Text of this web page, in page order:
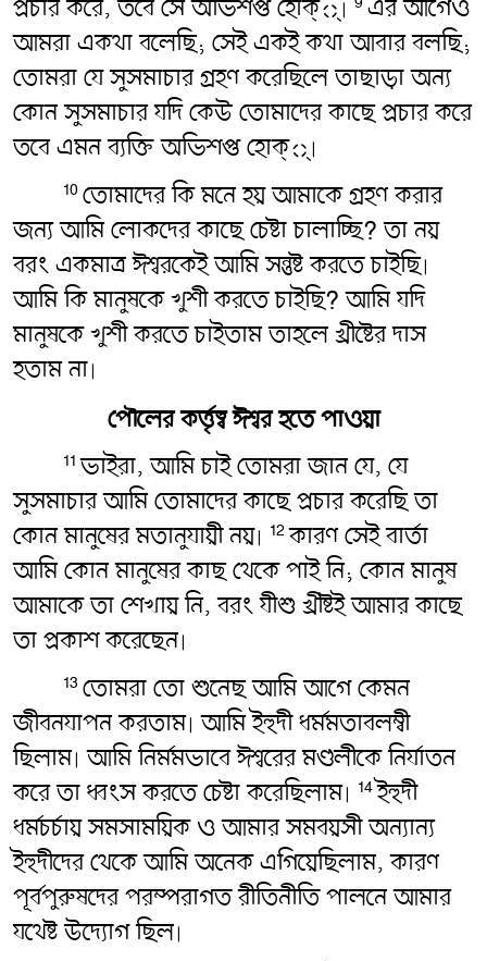
প্রচার করে, তবে সে অভিশপ্ত হোক্্৷
এর আগেও
আমরা একথা বলেছি; সেই একই কথা আবার বলছি;
তোমরা যে সুসমাচার গ্রহণ করেছিলে তাছাড়া অন্য
কোন সুসমাচার যদি কেউ তোমাদের কাছে প্রচার করে
তবে এমন ব্যক্তি অভিশপ্ত হোক্্৷
10 তোমাদের কি মনে হয় আমাকে গ্রহণ করার
জন্য আমি লোকদের কাছে চেষ্টা চালাচ্ছি? তা নয়
বরং একমাত্র ঈশ্বরকেই আমি সন্তুষ্ট করতে চাইছি৷
আমি কি মানুষকে খুশী করতে চাইছি? আমি যদি
মানুষকে খুশী করতে চাইতাম তাহলে খ্রীষ্টের দাস
হতাম না৷
পৌলের কর্ত্তৃত্ব ঈশ্বর হতে পাওয়া
11ভাইরা, আমি চাই তোমরা জান যে, যে
সুসমাচার আমি তোমাদের কাছে প্রচার করেছি তা
কোন মানুষের মতানুযায়ী নয়৷ 12কারণ সেই বার্তা
আমি কোন মানুষের কাছ থেকে পাই নি; কোন মানুষ
আমাকে তা শেখায় নি, বরং যীশু খ্রীষ্টই আমার কাছে
তা প্রকাশ করেছেন৷
13 তোমরা তো শুনেছ আমি আগে কেমন
জীবনযাপন করতাম৷ আমি ইহুদী ধর্মমতাবলম্বী
ছিলাম৷ আমি নির্মমভাবে ঈশ্বরের মণ্ডলীকে নির্যাতন
করে তা ধ্বংস করতে চেষ্টা করেছিলাম৷ 14ইহুদী
ধর্মচর্চায় সমসাময়িক ও আমার সমবয়সী অন্যান্য
ইহুদীদের থেকে আমি অনেক এগিয়েছিলাম, কারণ
পূর্বপুরুষদের পরম্পরাগত রীতিনীতি পালনে আমার
যথেষ্ট উদ্যোগ ছিল৷